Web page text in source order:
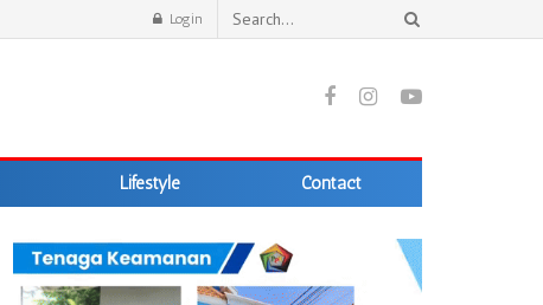
Login
Lifestyle Contact